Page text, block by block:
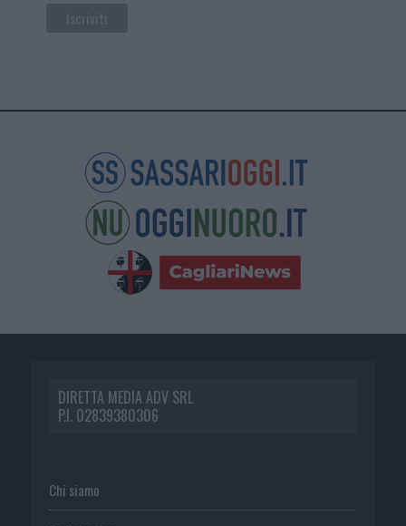
DIRETTA MEDIA ADV SRL
P.I. 02839380306
Chi siamo